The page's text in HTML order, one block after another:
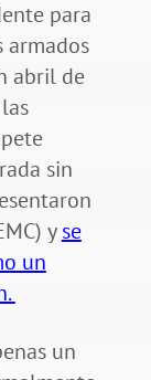
para
armados
abril de
sin
yse
un
un